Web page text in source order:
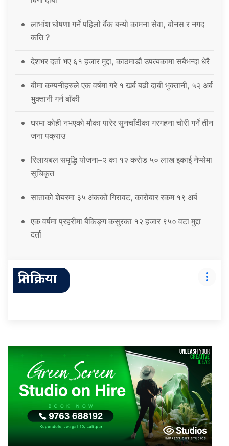
लाभांश घोषणा गर्ने पहिलो बैंक बन्यो कामना सेवा, बोनस र नगद
कति ?
देशभर दर्ता भए ६१ हजार मुद्दा, काठमाडौं उपत्यकामा सबैभन्दा धेरै
बीमा कम्पनीहरुले एक वर्षमा गरे १ खर्ब बढी दाबी भुक्तानी, ५२ अर्ब
भुक्तानी गर्न बाँकी
घरमा कोही नभएको मौका पारेर सुनचाँदीका गरगहना चोरी गर्ने तीन
जना पक्राउ
रिलायबल समृद्धि योजना–२ का १२ करोड ५० लाख इकाई नेप्सेमा
सूचिकृत
साताको शेयरमा ३५ अंकको गिरावट, कारोबार रकम १९ अर्ब
एक वर्षमा प्रहरीमा बैंकिङ्ग कसुरका १२ हजार ९५० वटा मुद्दा
दर्ता
प्रतिक्रिया